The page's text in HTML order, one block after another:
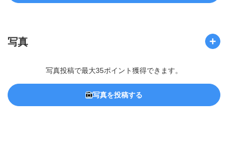
写真
写真投稿で最大35ポイント獲得できます。
写真を投稿する